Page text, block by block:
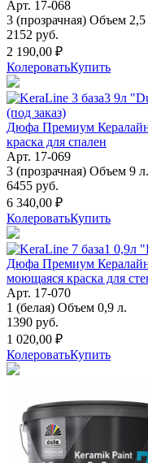
Арт. 17-068
3 (прозрачная) Объем 2,5
2152 руб.
2 190,00 ₽
КолероватьКупить
Дюфа Премиум
краска для спален
Арт. 17-069
3 (прозрачная) Объем 9 л.
6455 руб.
6 340,00 ₽
КолероватьКупить
Дюфа Премиум
моющаяся краска для
Арт. 17-070
1 (белая) Объем 0,9 л.
1390 руб.
1 020,00 ₽
КолероватьКупить